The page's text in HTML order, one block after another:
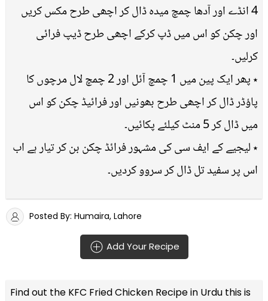
4 انڈے اور آدھا چمچ میدہ ڈال کر اچھی طرح مکس کریں
اور چکن کو اس میں ڈپ کرکے اچھی طرح ڈیپ فرائی
کرلیں۔
٭ پھر ایک پین میں 1 چمچ آئل اور 2 چمچ لال مرچوں کا
پاؤڈر ڈال کر اچھی طرح بھونیں اور فرائیڈ چکن کو اس
میں ڈال کر 5 منٹ کیلئے پکائیں۔
٭ لیجیے کے ایف سی کی مشہور فرائڈ چکن بن کر تیار ہے اب
اس پر سفید تل ڈال کر سروو کردیں۔
Posted By: Humaira, Lahore
Add Your Recipe
Find out the KFC Fried Chicken Recipe in Urdu this is